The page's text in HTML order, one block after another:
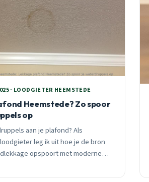
· LOODGIETER HEEMSTEDE
Heemstede? Zo spoor
op
aan je plafond? Als
leg ik uit hoe je de bron
opspoort met moderne